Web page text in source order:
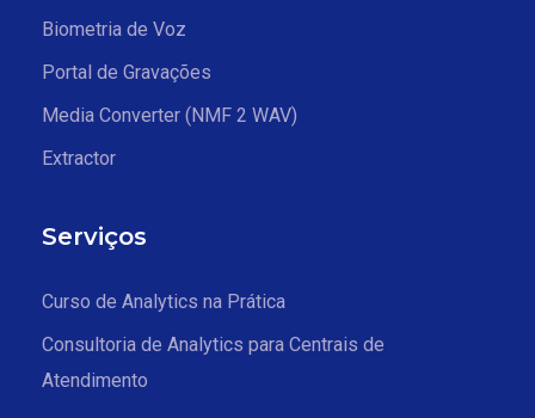
Biometria de Voz
Portal de Gravações
Media Converter (NMF 2 WAV)
Extractor
Serviços
Curso de Analytics na Prática
Consultoria de Analytics para Centrais de
Atendimento